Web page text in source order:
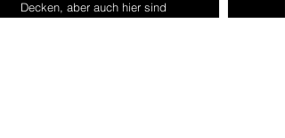
Decken, aber auch hier sind